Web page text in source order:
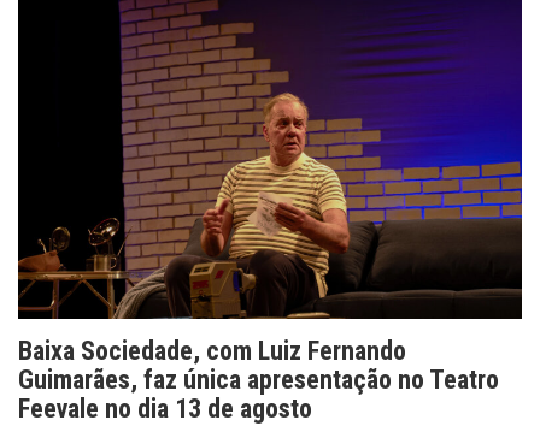
Baixa Sociedade, com Luiz Fernando
Guimarães, faz única apresentação no Teatro
Feevale no dia 13 de agosto